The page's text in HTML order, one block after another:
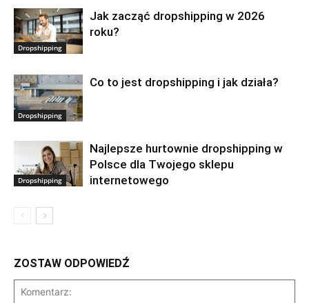
Dropshipping
Jak zacząć dropshipping w 2026
roku?
Dropshipping
Co to jest dropshipping i jak działa?
Dropshipping
Najlepsze hurtownie dropshipping w
Polsce dla Twojego sklepu
internetowego
ZOSTAW ODPOWIEDŹ